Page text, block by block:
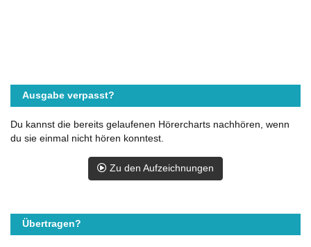
Ausgabe verpasst?
Du kannst die bereits gelaufenen Hörercharts nachhören, wenn
du sie einmal nicht hören konntest.
Zu den Aufzeichnungen
Übertragen?